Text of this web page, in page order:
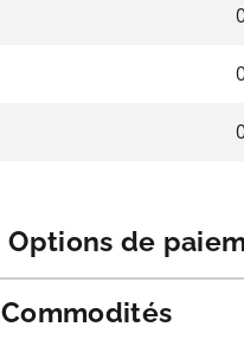
Options de
Commodités